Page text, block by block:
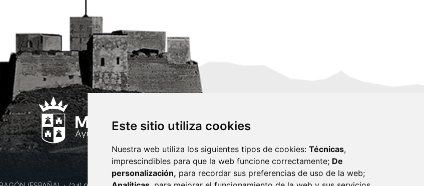
Este sitio utiliza cookies
Nuestra web utiliza los siguientes tipos de cookies: Técnicas,
imprescindibles para que la web funcione correctamente; De
personalización, para recordar sus preferencias de uso de la web;